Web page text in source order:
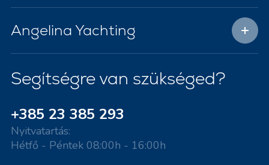
Angelina Yachting
Segítségre van szükséged?
+385 23 385 293
Nyitvatartás:
Hétfő - Péntek 08:00h - 16:00h